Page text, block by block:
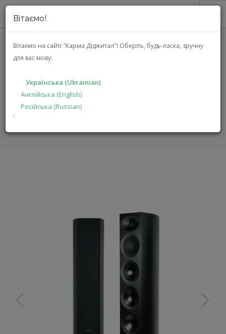
Вітаємо!
Вітаємо на сайті "Карма Діджитал"! Оберіть, будь-ласка, зручну
для вас мову:
Українська (Ukrainian)
Англійська (English)
Російська (Russian)
`
ПРО НАС
АКЦІЇ
РІШЕННЯ
ВИРОБНИКАМ
ГОЛОВНА КАТАЛОГ